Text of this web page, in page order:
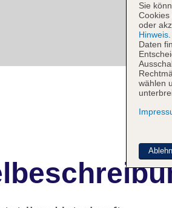
Sie
Cookies
oder
Hinweis
Daten
wählen